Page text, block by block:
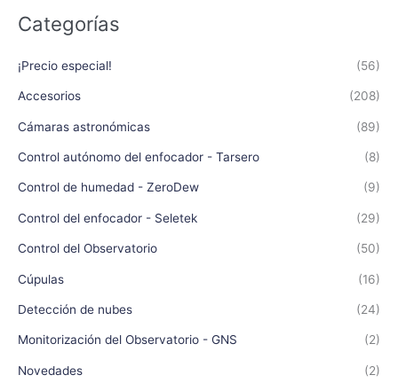
Categorías
¡Precio especial! (56)
Accesorios (208)
Cámaras astronómicas (89)
Control autónomo del enfocador - Tarsero (8)
Control de humedad - ZeroDew (9)
Control del enfocador - Seletek (29)
Control del Observatorio (50)
Cúpulas (16)
Detección de nubes (24)
Monitorización del Observatorio - GNS (2)
Novedades (2)